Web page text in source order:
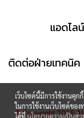
แอดไล
ติดต่อฝ่ายเทคนิ
© Copyright 2015
เว็บไซต์นี้มีการใช้งานคุ
ในการใช้งานเว็บไซต์ขอ
ได้ที่นโยบายความเป็นส่